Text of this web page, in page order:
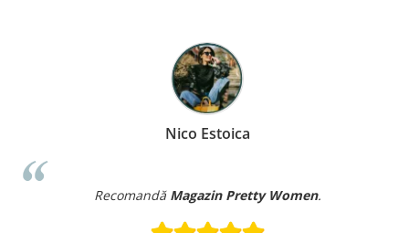
Nico Estoica
RecomandăMagazin Pretty Women.